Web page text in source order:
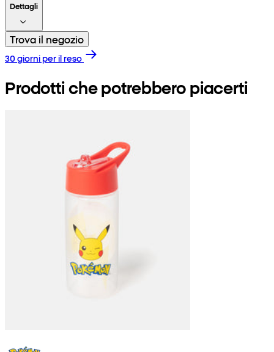
Dettagli
Trova il negozio
30 giorni per il reso
Prodotti che potrebbero piacerti